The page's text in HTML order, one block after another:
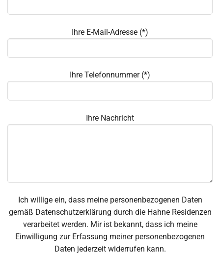
Ihre E-Mail-Adresse (*)
Ihre Telefonnummer (*)
Ihre Nachricht
Ich willige ein, dass meine personenbezogenen Daten
gemäß Datenschutzerklärung durch die Hahne Residenzen
verarbeitet werden. Mir ist bekannt, dass ich meine
Einwilligung zur Erfassung meiner personenbezogenen
Daten jederzeit widerrufen kann.